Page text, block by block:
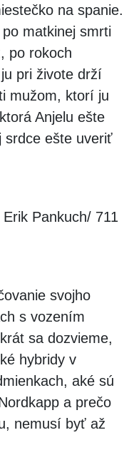
na spanie.
matkinej smrti
po rokoch
pri živote drží
mužom, ktorí ju
Anjelu ešte
srdce ešte uveriť
Pankuch/ 711
svojho
s vozením
sa dozvieme,
hybridy v
aké sú
a prečo
nemusí byť až